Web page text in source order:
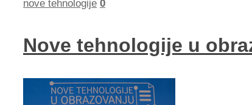
nove tehnologije 0
Nove tehnologije u